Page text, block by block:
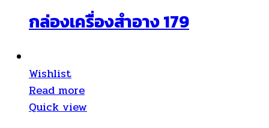
กล่องเครื่องสำอาง 179
Wishlist
Read more
Quick view